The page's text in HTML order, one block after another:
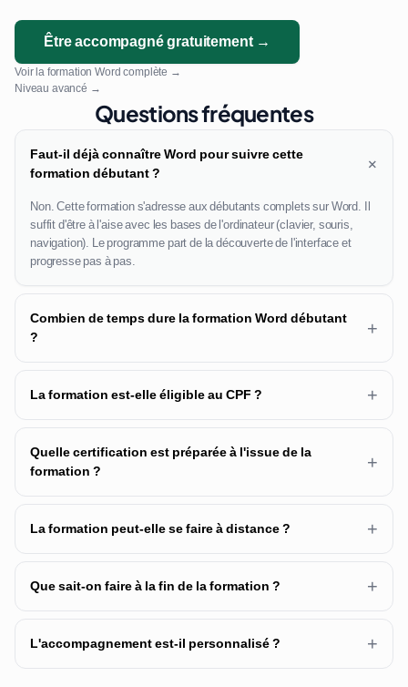
Être accompagné gratuitement →
Voir la formation Word complète →
Niveau avancé →
Questions fréquentes
Faut-il déjà connaître Word pour suivre cette
formation débutant ?
+
Non. Cette formation s'adresse aux débutants complets sur Word. Il
suffit d'être à l'aise avec les bases de l'ordinateur (clavier, souris,
navigation). Le programme part de la découverte de l'interface et
progresse pas à pas.
Combien de temps dure la formation Word débutant
?
+
La formation est-elle éligible au CPF ? +
Quelle certification est préparée à l'issue de la
formation ?
+
La formation peut-elle se faire à distance ? +
Que sait-on faire à la fin de la formation ? +
L'accompagnement est-il personnalisé ? +